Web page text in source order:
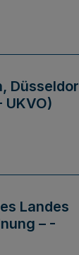
Landes
– -